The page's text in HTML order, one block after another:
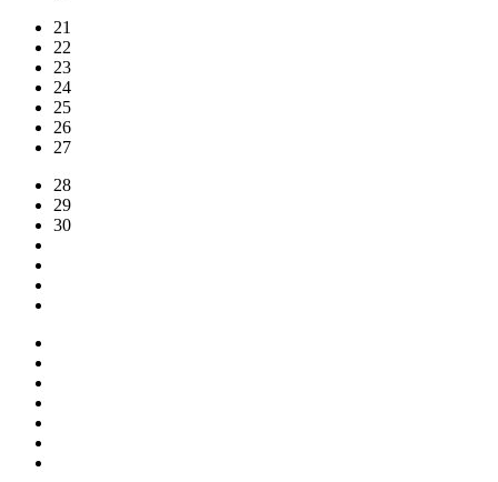
21
22
23
24
25
26
27
28
29
30